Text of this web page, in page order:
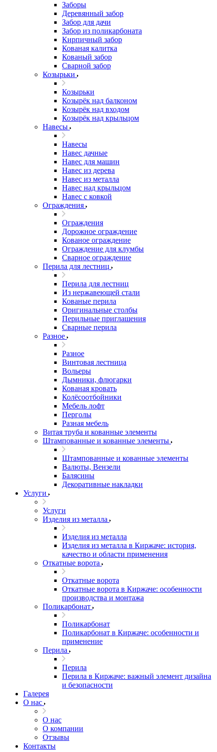
Заборы
Деревянный забор
Забор для дачи
Забор из поликарбоната
Кирпичный забор
Кованая калитка
Кованый забор
Сварной забор
Козырьки
Козырьки
Козырёк над балконом
Козырёк над входом
Козырёк над крыльцом
Навесы
Навесы
Навес дачные
Навес для машин
Навес из дерева
Навес из металла
Навес над крыльцом
Навес с ковкой
Ограждения
Ограждения
Дорожное ограждение
Кованое ограждение
Ограждение для клумбы
Сварное ограждение
Перила для лестниц
Перила для лестниц
Из нержавеющей стали
Кованые перила
Оригинальные столбы
Перильные приглашения
Сварные перила
Разное
Разное
Винтовая лестница
Вольеры
Дымники, флюгарки
Кованая кровать
Колёсоотбойники
Мебель лофт
Перголы
Разная мебель
Витая труба и кованные элементы
Штампованные и кованные элементы
Штампованные и кованные элементы
Валюты, Вензели
Балясины
Декоративные накладки
Услуги
Услуги
Изделия из металла
Изделия из металла
Изделия из металла в Киржаче: история,
качество и области применения
Откатные ворота
Откатные ворота
Откатные ворота в Киржаче: особенности
производства и монтажа
Поликарбонат
Поликарбонат
Поликарбонат в Киржаче: особенности и
применение
Перила
Перила
Перила в Киржаче: важный элемент дизайна
и безопасности
Галерея
О нас
О нас
О компании
Отзывы
Контакты